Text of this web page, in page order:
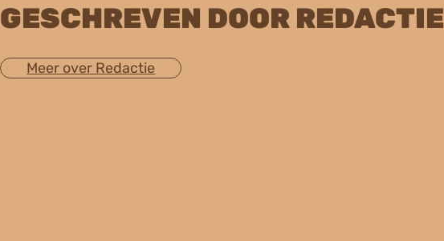
GESCHREVEN DOOR REDACTIE
Meer over Redactie